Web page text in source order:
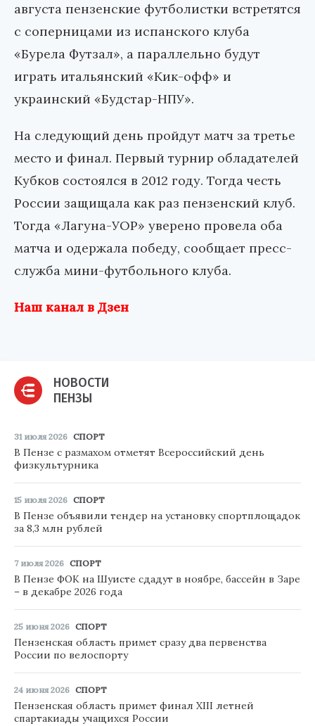
августа пензенские футболистки встретятся
с соперницами из испанского клуба
«Бурела Футзал», а параллельно будут
играть итальянский «Кик-офф» и
украинский «Будстар-НПУ».
На следующий день пройдут матч за третье
место и финал. Первый турнир обладателей
Кубков состоялся в 2012 году. Тогда честь
России защищала как раз пензенский клуб.
Тогда «Лагуна-УОР» уверено провела оба
матча и одержала победу, сообщает пресс-
служба мини-футбольного клуба.
Наш канал в Дзен
НОВОСТИ
ПЕНЗЫ
31 июля 2026 СПОРТ
В Пензе с размахом отметят Всероссийский день
физкультурника
15 июля 2026 СПОРТ
В Пензе объявили тендер на установку спортплощадок
за 8,3 млн рублей
7 июля 2026 СПОРТ
В Пензе ФОК на Шуисте сдадут в ноябре, бассейн в Заре
– в декабре 2026 года
25 июня 2026 СПОРТ
Пензенская область примет сразу два первенства
России по велоспорту
24 июня 2026 СПОРТ
Пензенская область примет финал XIII летней
спартакиады учащихся России